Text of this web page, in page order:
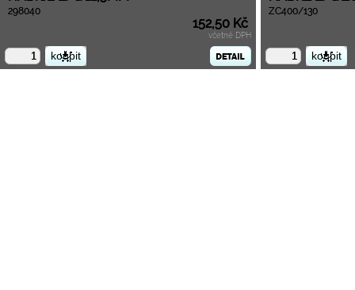
298040
152,50 Kč
včetně DPH
ZC400/130